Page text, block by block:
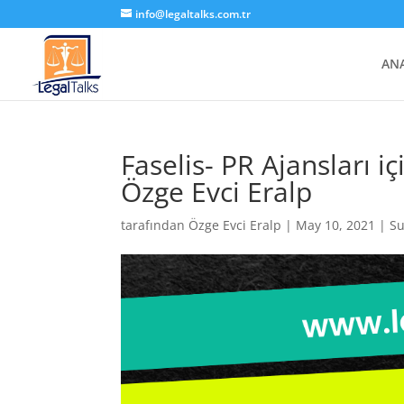
info@legaltalks.com.tr
Faselis- PR Ajansları
Özge Evci Eralp
tarafından Özge Evci Eralp | May 10, 2021 |